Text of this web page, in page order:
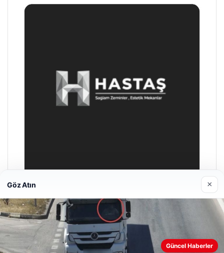
Enes Kaplan Avukatlık Bürosu
28/04/2026
Göz Atın ×
Güncel Haberler